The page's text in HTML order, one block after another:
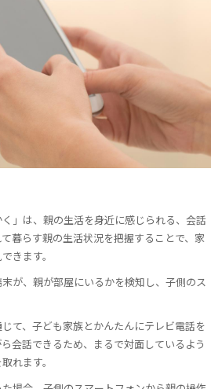
」は、親の生活を身近に感じられる、会話
暮らす親の生活状況を把握することで、家
きます。
が、親が部屋にいるかを検知し、子側のス
て、子ども家族とかんたんにテレビ電話を
会話できるため、まるで対面しているよう
れます。